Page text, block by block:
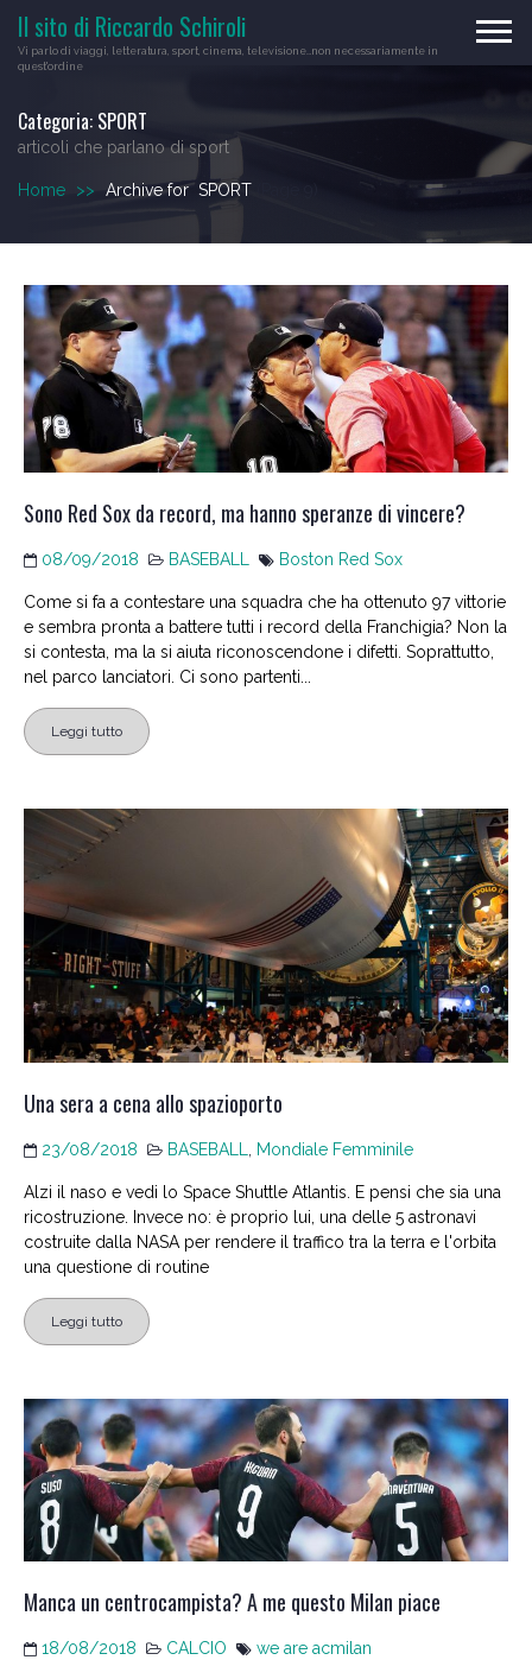
content
Il sito di Riccardo Schiroli
Vi parlo di viaggi, letteratura, sport, cinema, televisione…non necessariamente in
quest'ordine
Categoria: SPORT
articoli che parlano di sport
Home >> Archive forSPORT
Sono Red Sox da record, ma hanno speranze di vincere?
08/09/2018 BASEBALL Boston Red Sox
Come si fa a contestare una squadra che ha ottenuto 97 vittorie
e sembra pronta a battere tutti i record della Franchigia? Non la
si contesta, ma la si aiuta riconoscendone i difetti. Soprattutto,
nel parco lanciatori. Ci sono partenti...
Leggi tutto
Una sera a cena allo spazioporto
23/08/2018 BASEBALL, Mondiale Femminile
Alzi il naso e vedi lo Space Shuttle Atlantis. E pensi che sia una
ricostruzione. Invece no: è proprio lui, una delle 5 astronavi
costruite dalla NASA per rendere il traffico tra la terra e l'orbita
una questione di routine
Leggi tutto
Manca un centrocampista? A me questo Milan piace
18/08/2018 CALCIO we are acmilan